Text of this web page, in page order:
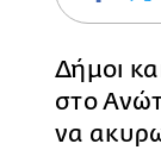
Δήμοι
στο
να